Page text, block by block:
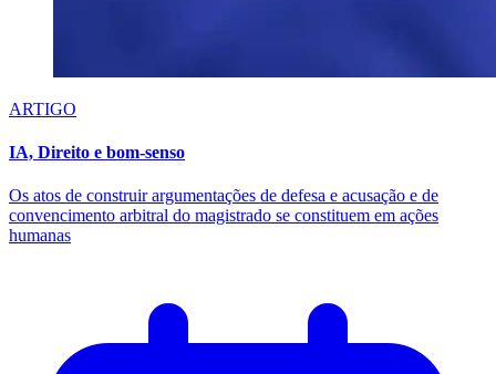
ARTIGO
IA, Direito e bom-senso
Os atos de construir argumentações de defesa e acusação e de
convencimento arbitral do magistrado se constituem em ações
humanas